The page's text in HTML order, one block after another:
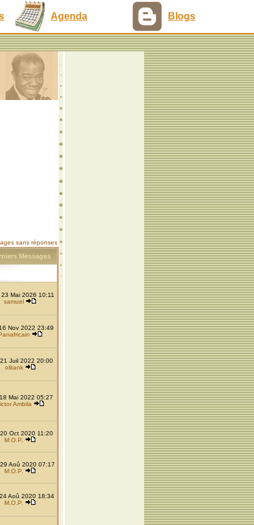
Agenda Blogs
sans réponses
Messages
23 Mai 2026 10:11
samuel
Nov 2022 23:49
Juil 2022 20:00
olitank
Mai 2022 05:27
Ambila
Oct 2020 11:20
M.O.P.
Aoû 2020 07:17
M.O.P.
Aoû 2020 18:34
M.O.P.